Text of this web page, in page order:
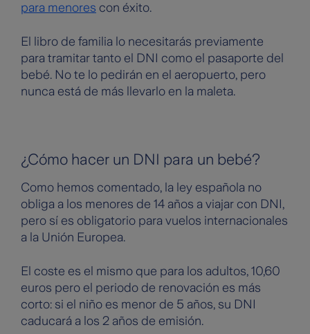
para menores con éxito.
El libro de familia lo necesitarás previamente
para tramitar tanto el DNI como el pasaporte del
bebé. No te lo pedirán en el aeropuerto, pero
nunca está de más llevarlo en la maleta.
¿Cómo hacer un DNI para un bebé?
Como hemos comentado, la ley española no
obliga a los menores de 14 años a viajar con DNI,
pero sí es obligatorio para vuelos internacionales
a la Unión Europea.
El coste es el mismo que para los adultos, 10,60
euros pero el periodo de renovación es más
corto: si el niño es menor de 5 años, su DNI
caducará a los 2 años de emisión.